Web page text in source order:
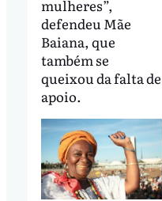
mulheres”,
defendeu Mãe
Baiana, que
também se
queixou da falta de
apoio.